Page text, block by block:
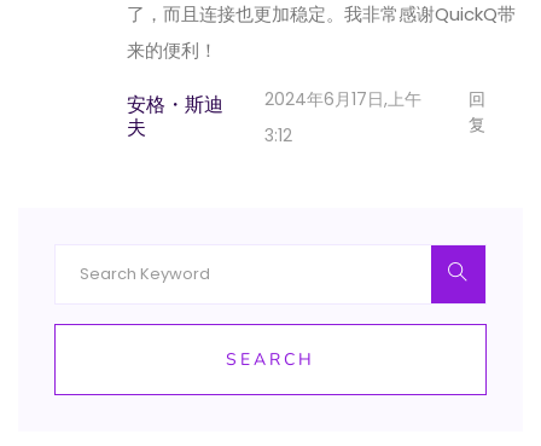
了，而且连接也更加稳定。我非常感谢QuickQ带
来的便利！
安格・斯迪
夫
2024年6月17日,上午
3:12
回
复
SEARCH